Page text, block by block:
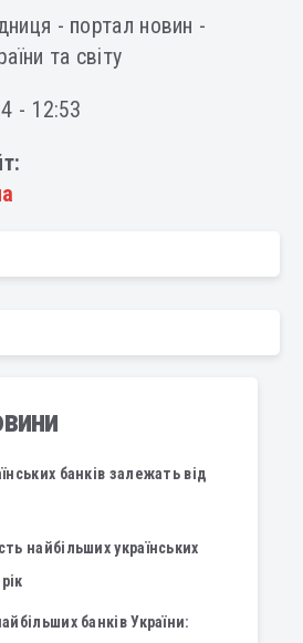
банків залежать від
найбільших українських
банків України:
- портал новин -
та світу
- 12:53